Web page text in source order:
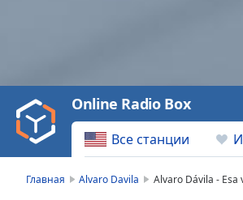
Video
Play
Backward
Skip
Все станции
Online Radio Box
Главная Alvaro Davila Alvaro Dávila -